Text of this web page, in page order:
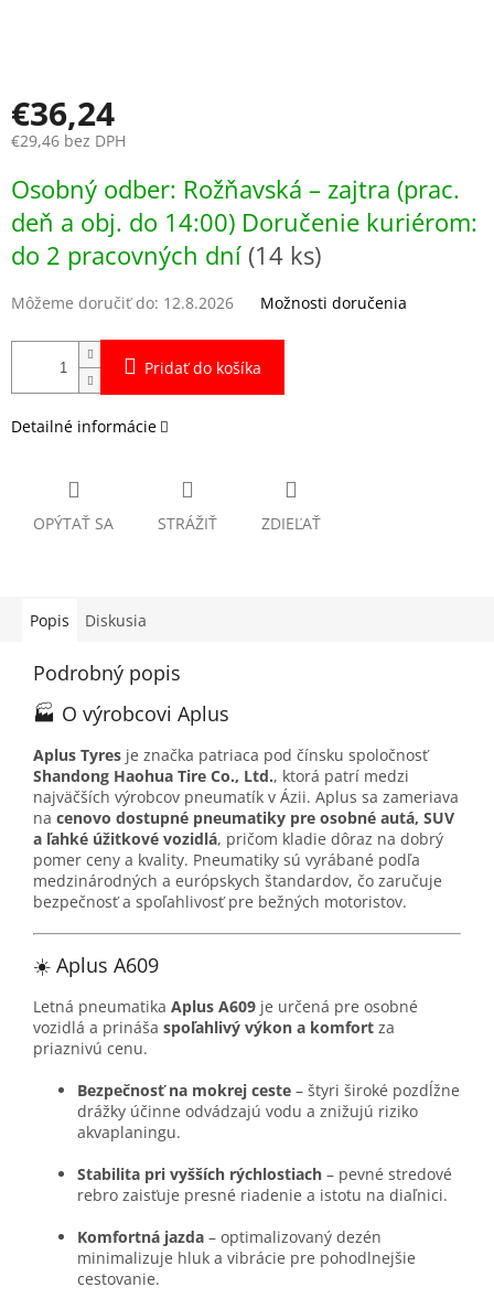
€36,24
€29,46 bez DPH
cena:
Osobný odber: Rožňavská – zajtra (prac.
deň a obj. do 14:00) Doručenie kuriérom:
do 2 pracovných dní (14 ks)
Môžeme doručiť do: 12.8.2026 Možnosti doručenia
Pridať do košíka
Detailné informácie
OPÝTAŤ SA STRÁŽIŤ ZDIEĽAŤ
Popis Diskusia
Podrobný popis
🏭 O výrobcovi Aplus
Aplus Tyres je značka patriaca pod čínsku spoločnosť
Shandong Haohua Tire Co., Ltd., ktorá patrí medzi
najväčších výrobcov pneumatík v Ázii. Aplus sa zameriava
na cenovo dostupné pneumatiky pre osobné autá, SUV
a ľahké úžitkové vozidlá, pričom kladie dôraz na dobrý
pomer ceny a kvality. Pneumatiky sú vyrábané podľa
medzinárodných a európskych štandardov, čo zaručuje
bezpečnosť a spoľahlivosť pre bežných motoristov.
☀️ Aplus A609
Letná pneumatika Aplus A609 je určená pre osobné
vozidlá a prináša spoľahlivý výkon a komfort za
priaznivú cenu.
Bezpečnosť na mokrej ceste – štyri široké pozdĺžne
drážky účinne odvádzajú vodu a znižujú riziko
akvaplaningu.
Stabilita pri vyšších rýchlostiach – pevné stredové
rebro zaisťuje presné riadenie a istotu na diaľnici.
Komfortná jazda – optimalizovaný dezén
minimalizuje hluk a vibrácie pre pohodlnejšie
cestovanie.